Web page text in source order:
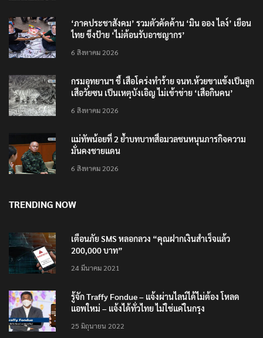
‘ภาคประชาสังคม’ รวมตัวคัดค้าน ‘มิน ออง ไลง์’ เยือน
ไทย ขึงป้าย ‘ไม่ต้อนรับอาชญากร’
6 สิงหาคม 2026
กรมอุทยานฯ ชี้ เสือโคร่งทำร้าย จนท.ห้วยขาแข้งเป็นลูก
เสือวัยซน เป็นเหตุบังเอิญ ไม่เข้าข่าย ‘เสือกินคน’
6 สิงหาคม 2026
แม่ทัพน้อยที่ 2 ย้ำบทบาทสื่อมวลชนหนุนภารกิจความ
มั่นคงชายแดน
6 สิงหาคม 2026
TRENDING NOW
เตือนภัย SMS หลอกลวง “คุณฝากเงินสำเร็จแล้ว
200,000 บาท”
24 มีนาคม 2021
รู้จัก Traffy Fondue – แจ้งผ่านไลน์ได้ไม่ต้อง โหลด
แอพใหม่ – แจ้งได้ทั่วไทย ไม่ใช่แค่ในกรุง
25 มิถุนายน 2022